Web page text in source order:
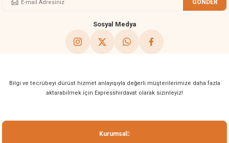
GÖNDER
Sosyal Medya
Bilgi ve tecrübeyi dürüst hizmet anlayışıyla değerli müşterilerimize daha fazla
aktarabilmek için Expresshirdavat olarak sizinleyiz!
Kurumsal